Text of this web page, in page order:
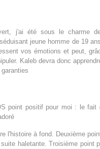
j'ai été sous le charme
jeune homme de 19
vos émotions et peut,
Kaleb devra donc
point positif pour moi : le
l'histoire à fond. Deuxième
suite haletante. Troisième point